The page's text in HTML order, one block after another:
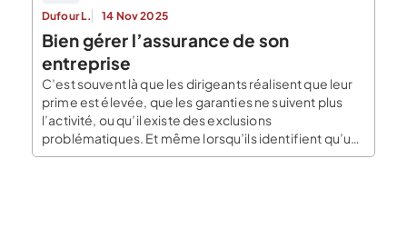
Dufour L. 14 Nov 2025
Bien gérer l’assurance de son
entreprise
C’est souvent là que les dirigeants réalisent que leur
prime est élevée, que les garanties ne suivent plus
l’activité, ou qu’il existe des exclusions
problématiques. Et même lorsqu’ils identifient qu’un
contrat est inadapté, ils ne peuvent pas toujours le